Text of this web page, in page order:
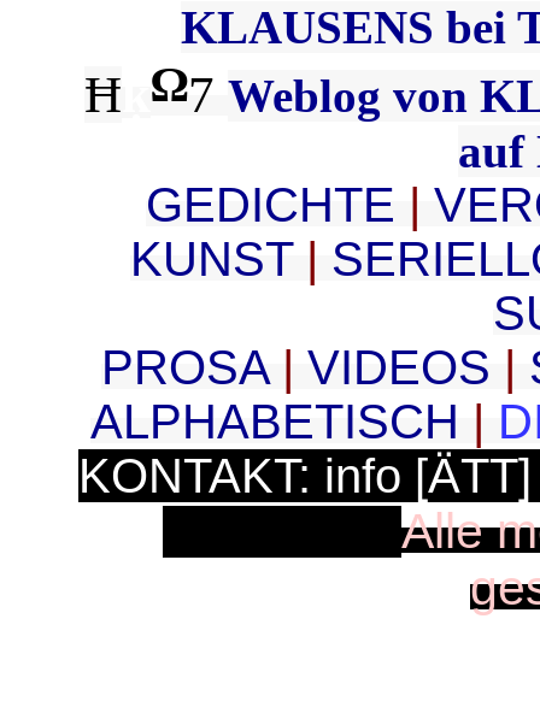
KLAUSENS bei
Ħ Ω7 Weblog von
auf
GEDICHTE |
KUNST |
PROSA | VIDEOS |
ALPHABETISCH |
KONTAKT: info
Alle